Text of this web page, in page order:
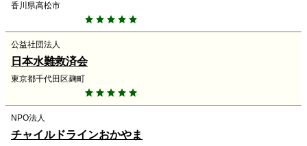
香川県高松市
公益社団法人
日本水難救済会
東京都千代田区麹町
NPO法人
チャイルドラインおかやま